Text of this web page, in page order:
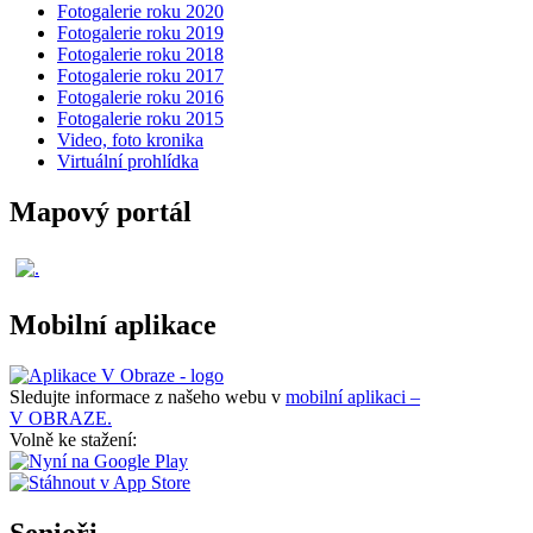
Fotogalerie roku 2020
Fotogalerie roku 2019
Fotogalerie roku 2018
Fotogalerie roku 2017
Fotogalerie roku 2016
Fotogalerie roku 2015
Video, foto kronika
Virtuální prohlídka
Mapový portál
Mobilní aplikace
Sledujte informace z našeho webu v mobilní aplikaci –
V OBRAZE.
Volně ke stažení: